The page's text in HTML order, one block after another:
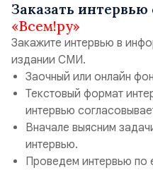
Заказать
«Всем!ру»
Закажите интервью в
издании СМИ.
Заочный или онлайн
Текстовый формат
интервью
Вначале выясним
интервью.
Проведем интервью по